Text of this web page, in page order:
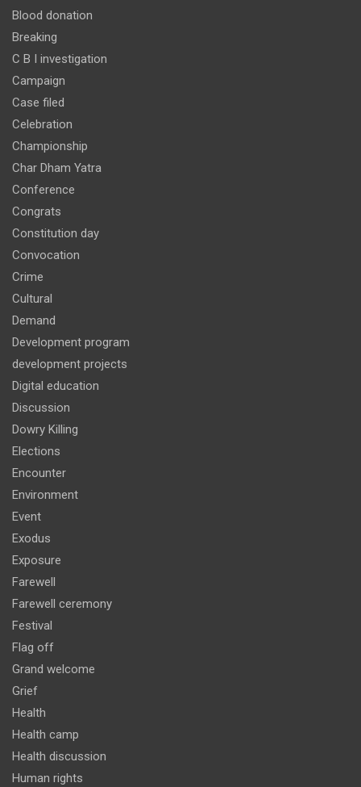
Blood donation
Breaking
C B I investigation
Campaign
Case filed
Celebration
Championship
Char Dham Yatra
Conference
Congrats
Constitution day
Convocation
Crime
Cultural
Demand
Development program
development projects
Digital education
Discussion
Dowry Killing
Elections
Encounter
Environment
Event
Exodus
Exposure
Farewell
Farewell ceremony
Festival
Flag off
Grand welcome
Grief
Health
Health camp
Health discussion
Human rights